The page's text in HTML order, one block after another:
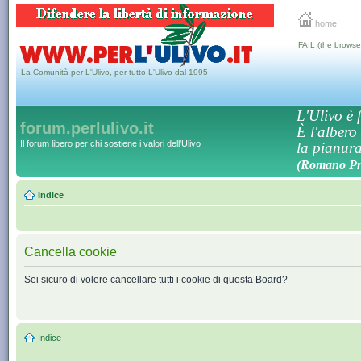
home
La Comunità per L'Ulivo, per tutto L'Ulivo dal 1995
FAIL (the
forum.perlulivo.it
Il forum libero per chi sostiene i valori dell'Ulivo
L'Ulivo è
È l'albero
la
(Romano
Indice
Cancella cookie
Sei sicuro di volere cancellare tutti i cookie di questa Board?
Indice